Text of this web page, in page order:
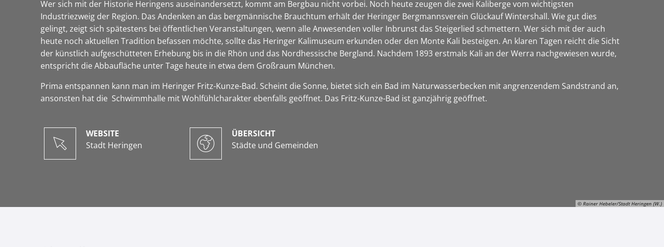
© Rainer Hebeler/Stadt Heringen (W.)
Wer sich mit der Historie Heringens auseinandersetzt, kommt am Bergbau nicht vorbei. Noch heute zeugen die zwei Kaliberge vom wichtigsten
Industriezweig der Region. Das Andenken an das bergmännische Brauchtum erhält der Heringer Bergmannsverein Glückauf Wintershall. Wie gut dies
gelingt, zeigt sich spätestens bei öffentlichen Veranstaltungen, wenn alle Anwesenden voller Inbrunst das Steigerlied schmettern. Wer sich mit der auch
heute noch aktuellen Tradition befassen möchte, sollte das Heringer Kalimuseum erkunden oder den Monte Kali besteigen. An klaren Tagen reicht die Sicht
der künstlich aufgeschütteten Erhebung bis in die Rhön und das Nordhessische Bergland. Nachdem 1893 erstmals Kali an der Werra nachgewiesen wurde,
entspricht die Abbaufläche unter Tage heute in etwa dem Großraum München.
Prima entspannen kann man im Heringer Fritz-Kunze-Bad. Scheint die Sonne, bietet sich ein Bad im Naturwasserbecken mit angrenzendem Sandstrand an,
ansonsten hat die Schwimmhalle mit Wohlfühlcharakter ebenfalls geöffnet. Das Fritz-Kunze-Bad ist ganzjährig geöffnet.
WEBSITE
Stadt Heringen
ÜBERSICHT
Städte und Gemeinden